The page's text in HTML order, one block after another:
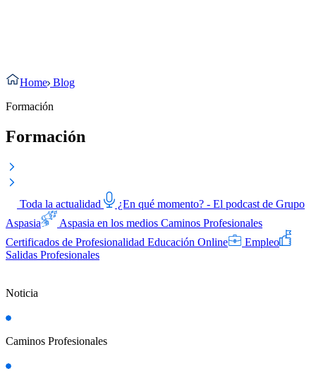
Home Blog
Formación
Formación
Toda la actualidad
¿En qué momento? - El podcast de Grupo
Aspasia
Aspasia en los medios Caminos Profesionales
Certificados de Profesionalidad Educación Online
Empleo
Salidas Profesionales
Noticia
Caminos Profesionales